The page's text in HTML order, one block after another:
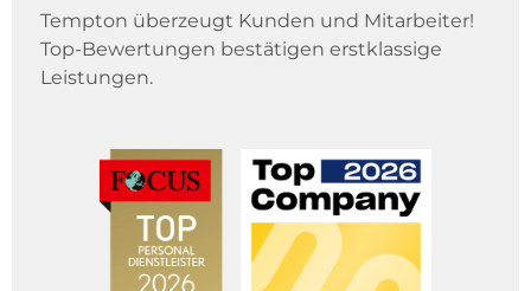
Tempton überzeugt Kunden und Mitarbeiter!
Top-Bewertungen bestätigen erstklassige
Leistungen.